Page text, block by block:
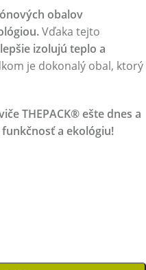
obalov
Vďaka tejto
izolujú teplo a
je dokonalý obal, ktorý
THEPACK® ešte dnes a
a ekológiu!